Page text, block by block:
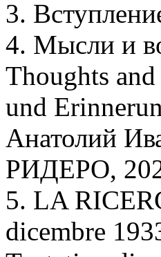
3.
4. Мысли и
Thoughts and
und
Анатолий
РИДЕРО,
5. LA
dicembre